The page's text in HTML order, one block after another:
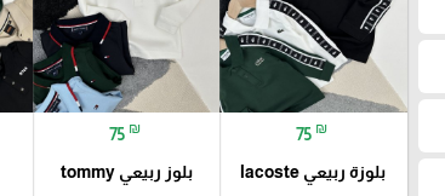
75 ₪
بلوزة ربيعي lacoste
75 ₪
بلوز ربيعي tommy